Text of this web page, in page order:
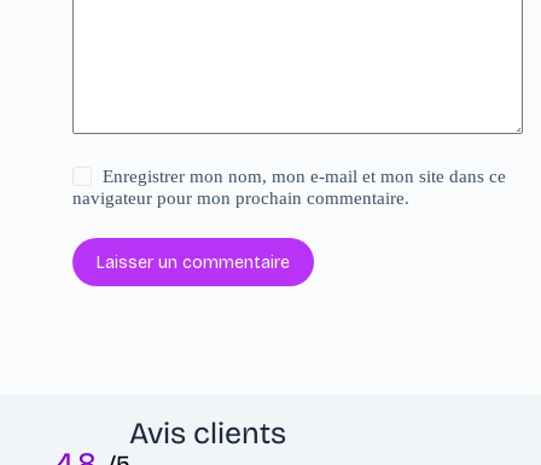
Enregistrer mon nom, mon e-mail et mon site dans ce
navigateur pour mon prochain commentaire.
Laisser un commentaire
Avis clients